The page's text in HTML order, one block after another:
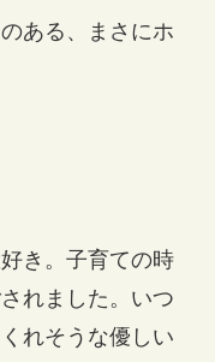
ある、まさにホ
き。子育ての時
れました。いつ
れそうな優しい